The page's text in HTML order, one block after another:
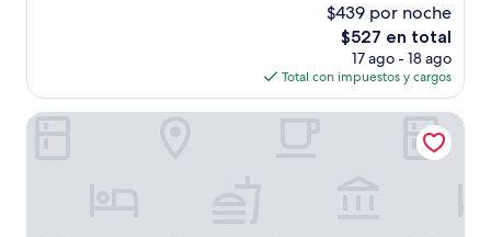
$439 por noche
El
precio
actual
es
de
$527 en total
17 ago - 18 ago
Total con impuestos y cargos
Ten Manchester Street